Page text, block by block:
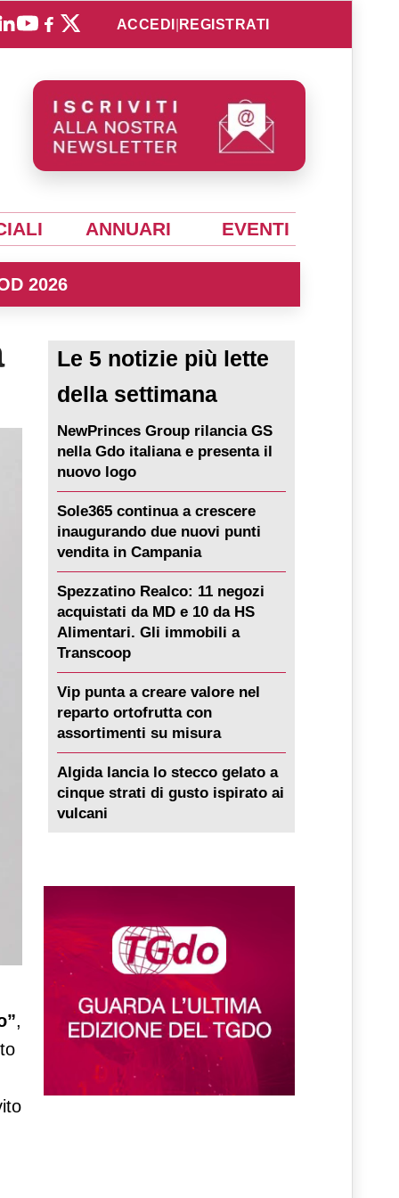
ACCEDI REGISTRATI
ANNUARI EVENTI
2026
,
Le 5 notizie più lette
della settimana
NewPrinces Group rilancia GS
nella Gdo italiana e presenta il
nuovo logo
Sole365 continua a crescere
inaugurando due nuovi punti
vendita in Campania
Spezzatino Realco: 11 negozi
acquistati da MD e 10 da HS
Alimentari. Gli immobili a
Transcoop
Vip punta a creare valore nel
reparto ortofrutta con
assortimenti su misura
Algida lancia lo stecco gelato a
cinque strati di gusto ispirato ai
vulcani